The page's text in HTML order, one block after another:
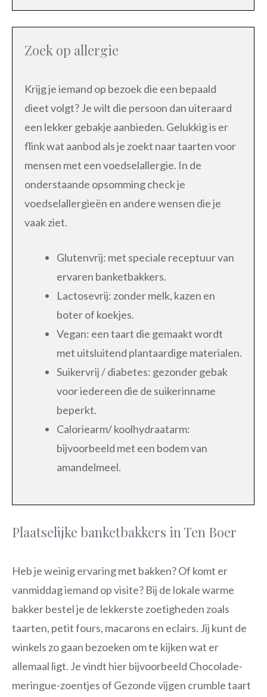
Zoek op allergie
Krijg je iemand op bezoek die een bepaald
dieet volgt? Je wilt die persoon dan uiteraard
een lekker gebakje aanbieden. Gelukkig is er
flink wat aanbod als je zoekt naar taarten voor
mensen met een voedselallergie. In de
onderstaande opsomming check je
voedselallergieën en andere wensen die je
vaak ziet.
Glutenvrij: met speciale receptuur van
ervaren banketbakkers.
Lactosevrij: zonder melk, kazen en
boter of koekjes.
Vegan: een taart die gemaakt wordt
met uitsluitend plantaardige materialen.
Suikervrij / diabetes: gezonder gebak
voor iedereen die de suikerinname
beperkt.
Caloriearm/ koolhydraatarm:
bijvoorbeeld met een bodem van
amandelmeel.
Plaatselijke banketbakkers in Ten Boer
Heb je weinig ervaring met bakken? Of komt er
vanmiddag iemand op visite? Bij de lokale warme
bakker bestel je de lekkerste zoetigheden zoals
taarten, petit fours, macarons en eclairs. Jij kunt de
winkels zo gaan bezoeken om te kijken wat er
allemaal ligt. Je vindt hier bijvoorbeeld Chocolade-
meringue-zoentjes of Gezonde vijgen crumble taart